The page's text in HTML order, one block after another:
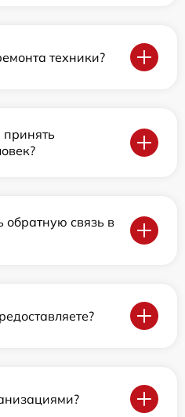
техники?
обратную связь в